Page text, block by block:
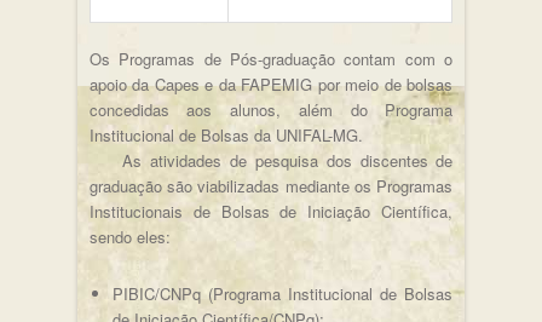
Os Programas de Pós-graduação contam com o
apoio da Capes e da FAPEMIG por meio de bolsas
concedidas aos alunos, além do Programa
Institucional de Bolsas da UNIFAL-MG.
As atividades de pesquisa dos discentes de
graduação são viabilizadas mediante os Programas
Institucionais de Bolsas de Iniciação Científica,
sendo eles:
PIBIC/CNPq (Programa Institucional de Bolsas